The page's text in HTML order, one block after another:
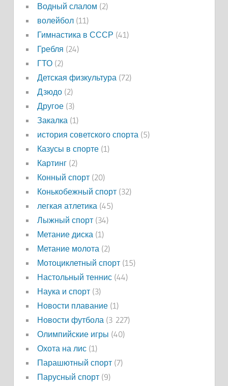
Водный слалом (2)
волейбол(11)
Гимнастика в СССР (41)
Гребля (24)
ГТО(2)
Детская физкультура (72)
Дзюдо(2)
Другое(3)
Закалка (1)
история советского спорта (5)
Казусы в спорте(1)
Картинг(2)
Конный спорт(20)
Конькобежный спорт(32)
легкая атлетика (45)
Лыжный спорт(34)
Метание диска (1)
Метание молота (2)
Мотоциклетный спорт(15)
Настольный теннис(44)
Наука и спорт(3)
Новости плавание(1)
Новости футбола (3 227)
Олимпийские игры (40)
Охота на лис(1)
Парашютный спорт(7)
Парусный спорт(9)